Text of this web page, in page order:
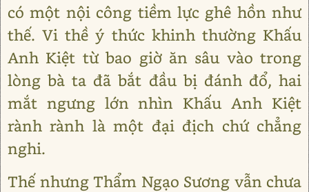
có một nội công tiềm lực ghê hồn như
thế. Vi thề ý thức khinh thường Khấu
Anh Kiệt từ bao giờ ăn sâu vào trong
lòng bà ta đã bắt đầu bị đánh đổ, hai
mắt ngưng lớn nhìn Khấu Anh Kiệt
rành rành là một đại địch chứ chẳng
nghi.
Thế nhưng Thẩm Ngạo Sương vẫn chưa